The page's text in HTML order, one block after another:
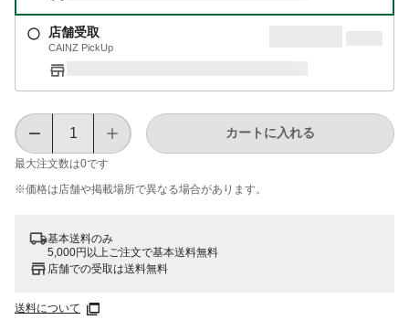
店舗受取
CAINZ PickUp
最大注文数は0です
カートに入れる
※価格は​店舗や​掲載場所で​異なる​場合が​あります。
基本送料のみ
5,000円以上ご注文で基本送料無料
店舗での受取は送料無料
送料について